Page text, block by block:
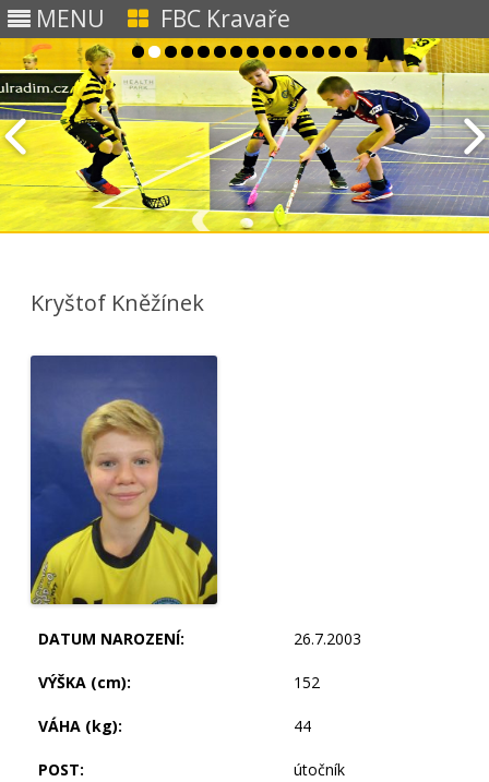
MENU FBC Kravaře
Kryštof Kněžínek
DATUM NAROZENÍ: 26.7.2003
VÝŠKA (cm): 152
VÁHA (kg): 44
POST: útočník